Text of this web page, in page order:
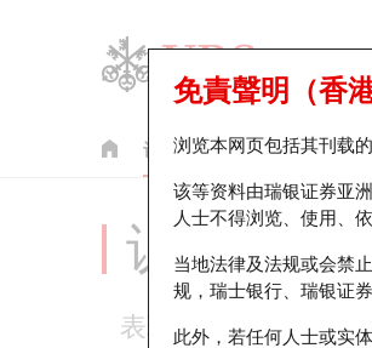
认股证 牛熊证 美股指
免責聲明（香港
浏览本网页包括其刊载
该等资料由瑞银证券亚
人士不得浏览、使用、
当地法律及法规或会禁
规，瑞士银行、瑞银证
此外，若任何人士或实
认股证分
表现 街货统计